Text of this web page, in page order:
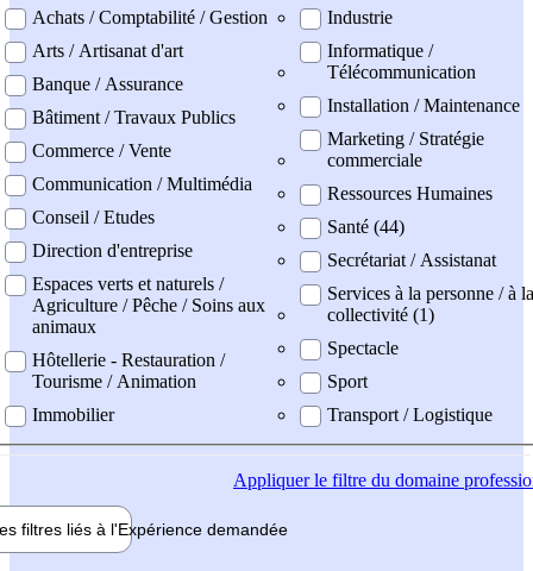
professionel
Achats / Comptabilité / Gestion
Arts / Artisanat d'art
Banque / Assurance
Bâtiment / Travaux Publics
Commerce / Vente
Communication / Multimédia
Conseil / Etudes
Direction d'entreprise
Espaces verts et naturels /
Agriculture / Pêche / Soins aux
animaux
Hôtellerie - Restauration /
Tourisme / Animation
Immobilier
Industrie
Informatique /
Télécommunication
Installation / Maintenance
Marketing / Stratégie
commerciale
Ressources Humaines
Santé (44)
Secrétariat / Assistanat
Services à la personne / à la
collectivité (1)
Spectacle
Sport
Transport / Logistique
Appliquerle filtre du domaine
filtres liés à l'Expérience demandée